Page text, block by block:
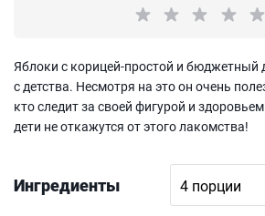
Яблоки с корицей-простой и бюджетный
с детства. Несмотря на это он очень
кто следит за своей фигурой и
дети не откажутся от этого лакомства!
Ингредиенты